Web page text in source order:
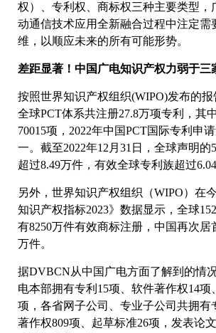
权）、专利权、商标权三种主要类型，
动通信技术应用全新融合过程中注定需
维，以顺应未来的所有可能形势。
差距显著！中国广电知识产权力弱于三
按照世界知识产权组织(WIPO)发布的报
全球PCT体系共注册27.8万项专利，其
70015项，2022年中国PCT国际专利申
一。截至2022年12月31日，全球声明的
超过8.49万件，有效全球专利族超过6.04
另外，世界知识产权组织（WIPO）在
知识产权指标2023》数据显示，全球
有8250万件有效商标注册，中国再次居
万件。
据DVBCN从中国广电方面了解到的情
电本部拥有专利15项、软件著作权14项
项，各省网子公司、专业子公司共拥有
著作权809项、起草标准26项，发表论